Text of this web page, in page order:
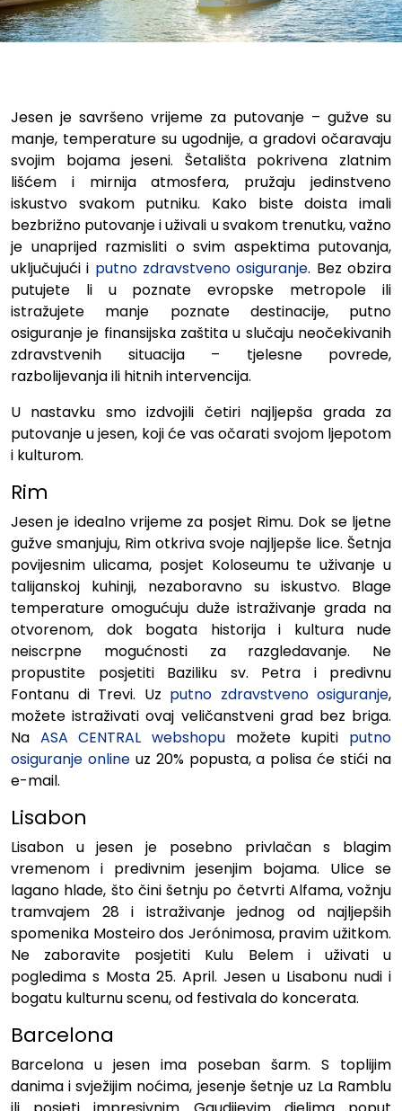
Najljepši gradovi za
Jesen je savršeno vrijeme za putovanje – gužve su
manje, temperature su ugodnije, a gradovi očaravaju
svojim bojama jeseni. Šetališta pokrivena zlatnim
lišćem i mirnija atmosfera, pružaju jedinstveno
iskustvo svakom putniku. Kako biste doista imali
bezbrižno putovanje i uživali u svakom trenutku, važno
je unaprijed razmisliti o svim aspektima putovanja,
uključujući i putno zdravstveno osiguranje. Bez obzira
putujete li u poznate evropske metropole ili
istražujete manje poznate destinacije, putno
osiguranje je finansijska zaštita u slučaju neočekivanih
zdravstvenih situacija – tjelesne povrede,
razbolijevanja ili hitnih intervencija.
U nastavku smo izdvojili četiri najljepša grada za
putovanje u jesen, koji će vas očarati svojom ljepotom
i kulturom.
Rim
Jesen je idealno vrijeme za posjet Rimu. Dok se ljetne
gužve smanjuju, Rim otkriva svoje najljepše lice. Šetnja
povijesnim ulicama, posjet Koloseumu te uživanje u
talijanskoj kuhinji, nezaboravno su iskustvo. Blage
temperature omogućuju duže istraživanje grada na
otvorenom, dok bogata historija i kultura nude
neiscrpne mogućnosti za razgledavanje. Ne
propustite posjetiti Baziliku sv. Petra i predivnu
Fontanu di Trevi. Uz putno zdravstveno osiguranje,
možete istraživati ovaj veličanstveni grad bez briga.
Na ASA CENTRAL webshopu možete kupiti putno
osiguranje onlineuz 20% popusta, a polisa će stići na
e-mail.
Lisabon
Lisabon u jesen je posebno privlačan s blagim
vremenom i predivnim jesenjim bojama. Ulice se
lagano hlade, što čini šetnju po četvrti Alfama, vožnju
tramvajem 28 i istraživanje jednog od najljepših
spomenika Mosteiro dos Jerónimosa, pravim užitkom.
Ne zaboravite posjetiti Kulu Belem i uživati u
pogledima s Mosta 25. April. Jesen u Lisabonu nudi i
bogatu kulturnu scenu, od festivala do koncerata.
Barcelona
Barcelona u jesen ima poseban šarm. S toplijim
danima i svježijim noćima, jesenje šetnje uz La Ramblu